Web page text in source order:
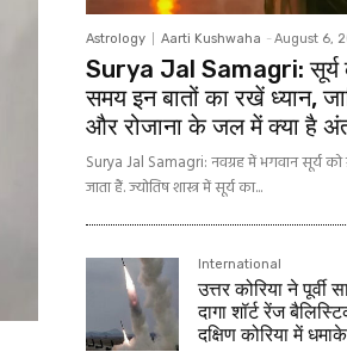
Astrology Aarti Kushwaha - August 6,
Surya Jal Samagri: सूर्य
समय इन बातों का रखें ध्यान,
और रोजाना के जल में क्या है
Surya Jal Samagri: नवग्रह में भगवान सूर्य को
जाता हैं. ज्योतिष शास्त्र में सूर्य का...
International
उत्तर कोरिया ने पूर्वी
दागा शॉर्ट रेंज
दक्षिण कोरिया में धमाके